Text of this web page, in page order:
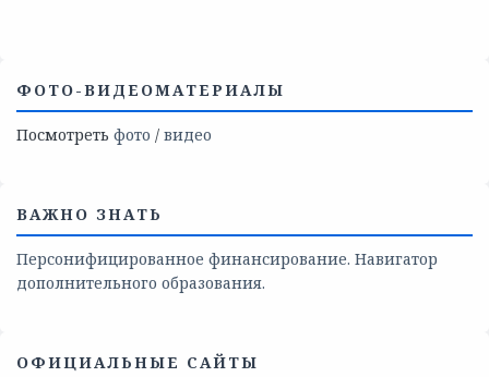
ФОТО-ВИДЕОМАТЕРИАЛЫ
Посмотреть фото / видео
ВАЖНО ЗНАТЬ
Персонифицированное финансирование. Навигатор
дополнительного образования.
ОФИЦИАЛЬНЫЕ САЙТЫ